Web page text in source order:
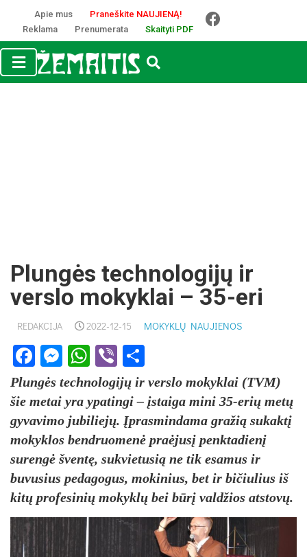
Apie mus
Praneškite NAUJIENĄ!
Reklama
Prenumerata Skaityti PDF
Plungės technologijų ir
verslo mokyklai – 35-eri
REDAKCIJA 2022-12-15 MOKYKLŲ NAUJIENOS
Facebook
Messenger
WhatsApp
Viber
Plungės technologijų ir verslo mokyklai (TVM)
šie metai yra ypatingi – įstaiga mini 35-erių metų
gyvavimo jubiliejų. Įprasmindama gražią sukaktį
mokyklos bendruomenė praėjusį penktadienį
surengė šventę, sukvietusią ne tik esamus ir
buvusius pedagogus, mokinius, bet ir bičiulius iš
kitų profesinių mokyklų bei būrį valdžios atstovų.